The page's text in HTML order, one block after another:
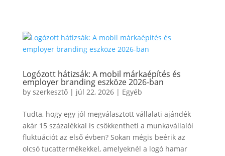
Logózott hátizsák: A mobil márkaépítés és
employer branding eszköze 2026-ban
by szerkesztő| júl 22, 2026| Egyéb
Tudta, hogy egy jól megválasztott vállalati ajándék
akár 15 százalékkal is csökkentheti a munkavállalói
fluktuációt az első évben? Sokan mégis beérik az
olcsó tucattermékekkel, amelyeknél a logó hamar